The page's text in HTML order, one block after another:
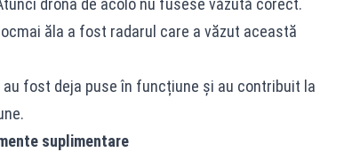
drona de acolo nu fusese văzută corect.
ăla a fost radarul care a văzut această
fost deja puse în funcțiune și au contribuit la
suplimentare